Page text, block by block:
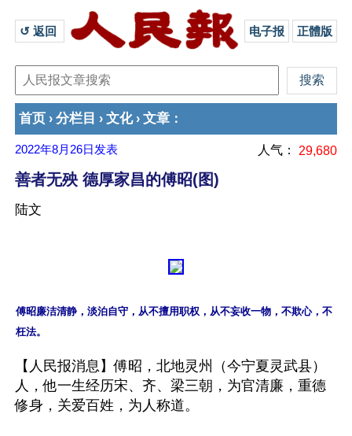
↺ 返回 电子报 正體版
首页 › 分栏目 › 文化› 文章 ：
2022年8月26日 发表 人气： 29,680
善者无殃 德厚家昌的傅昭(图)
陆文
傅昭廉洁清静，淡泊自守，从不擅用职权，从不妄收一物，不欺心，不
【人民报消息】傅昭，北地灵州（今宁夏灵武县）
人，他一生经历宋、齐、梁三朝，为官清廉，重德
修身，关爱百姓，为人称道。